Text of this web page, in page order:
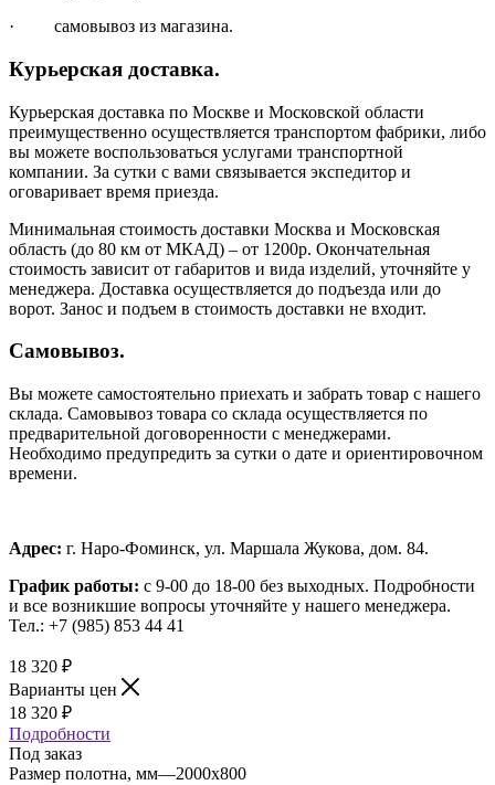
· самовывоз из магазина.
Курьерская доставка.
Курьерская доставка по Москве и Московской области
преимущественно осуществляется транспортом фабрики, либо
вы можете воспользоваться услугами транспортной
компании. За сутки с вами связывается экспедитор и
оговаривает время приезда.
Минимальная стоимость доставки Москва и Московская
область (до 80 км от МКАД) – от 1200р. Окончательная
стоимость зависит от габаритов и вида изделий, уточняйте у
менеджера. Доставка осуществляется до подъезда или до
ворот. Занос и подъем в стоимость доставки не входит.
Самовывоз.
Вы можете самостоятельно приехать и забрать товар с нашего
склада. Самовывоз товара со склада осуществляется по
предварительной договоренности с менеджерами.
Необходимо предупредить за сутки о дате и ориентировочном
времени.
Адрес: г. Наро-Фоминск, ул. Маршала Жукова, дом. 84.
График работы: с 9-00 до 18-00 без выходных. Подробности
и все возникшие вопросы уточняйте у нашего менеджера.
Тел.: +7 (985) 853 44 41
18 320 ₽
Варианты цен
18 320 ₽
Подробности
Под заказ
Размер полотна, мм—2000x800